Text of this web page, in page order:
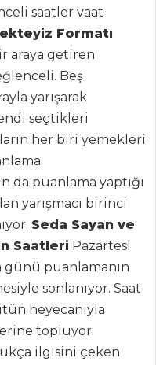
saatler vaat
Formatı
araya getiren
Beş
yarışarak
seçtikleri
her biri yemekleri
da puanlama yaptığı
yarışmacı birinci
Seda Sayan ve
Saatleri Pazartesi
günü puanlamanın
sonlanıyor. Saat
heyecanıyla
topluyor.
ilgisini çeken